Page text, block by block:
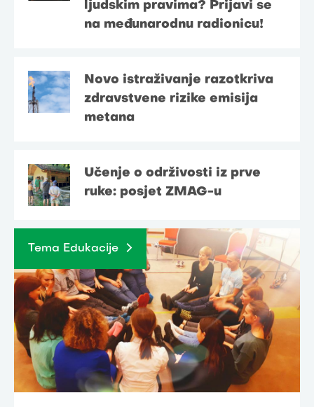
ljudskim pravima? Prijavi se
na međunarodnu radionicu!
Novo istraživanje razotkriva
zdravstvene rizike emisija
metana
Učenje o održivosti iz prve
ruke: posjet ZMAG-u
Tema Edukacije